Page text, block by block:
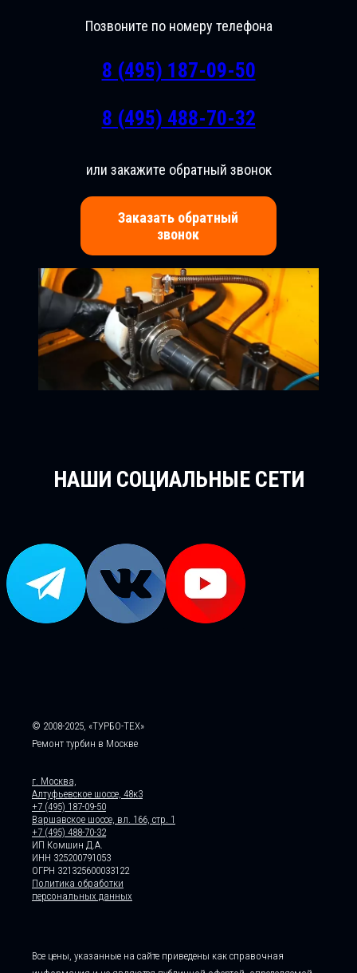
Позвоните по номеру телефона
8 (495) 187-09-50
8 (495) 488-70-32
или закажите обратный звонок
Заказать обратный
звонок
НАШИ СОЦИАЛЬНЫЕ СЕТИ
© 2008-2025, «ТУРБО-ТЕХ»
Ремонт турбин в Москве
г. Москва,
Алтуфьевское шоссе, 48к3
+7 (495) 187-09-50
Варшавское шоссе, вл. 166, стр. 1
+7 (495) 488-70-32
ИП Комшин Д.А.
ИНН 325200791053
ОГРН 321325600033122
Политика обработки
персональных данных
Все цены, указанные на сайте приведены как справочная